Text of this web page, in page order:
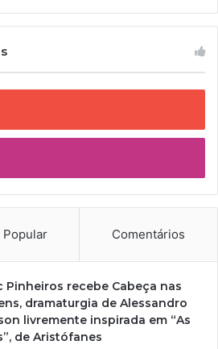
Popular Comentários
Pinheiros recebe Cabeça nas
dramaturgia de Alessandro
livremente inspirada em “As
de Aristófanes